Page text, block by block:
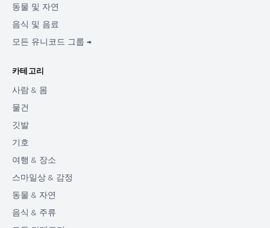
동물 및 자연
음식 및 음료
모든 유니코드 그룹 →
카테고리
사람 & 몸
물건
깃발
기호
여행 & 장소
스마일상 & 감정
동물 & 자연
음식 & 주류